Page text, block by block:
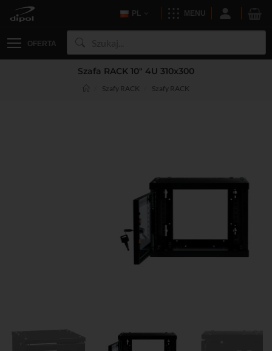
PL MENU
OFERTA
Szafa RACK 10" 4U 310x300
Szafy RACK Szafy RACK